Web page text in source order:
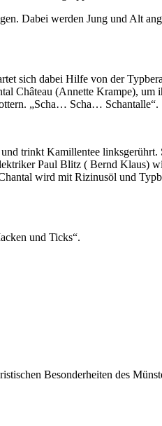
Dabei werden Jung und Alt
sich dabei Hilfe von der
Château (Annette Krampe), um
„Scha… Scha… Schantalle“.
trinkt Kamillentee linksgerührt.
Paul Blitz ( Bernd Klaus)
wird mit Rizinusöl und
und Ticks“.
Besonderheiten des